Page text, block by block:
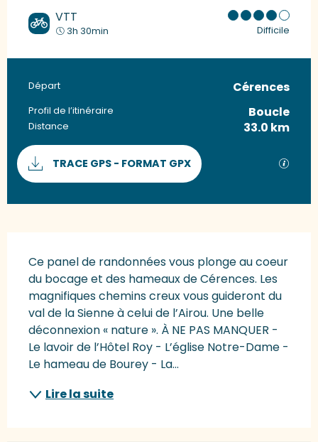
VTT
3h 30min Difficile
Informations pratiques
Départ Cérences
Profil de l’itinéraire Boucle
Distance 33.0 km
Documentation
TRACE GPS - FORMAT GPX
Ce panel de randonnées vous plonge au coeur
du bocage et des hameaux de Cérences. Les
magnifiques chemins creux vous guideront du
val de la Sienne à celui de l’Airou. Une belle
déconnexion « nature ». À NE PAS MANQUER -
Le lavoir de l’Hôtel Roy - L’église Notre-Dame -
Le hameau de Bourey - La...
Lire la suite